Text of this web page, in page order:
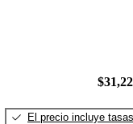
El precio incluye tasas